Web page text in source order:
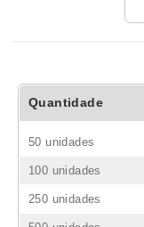
Quantidade
50 unidades
100 unidades
250 unidades